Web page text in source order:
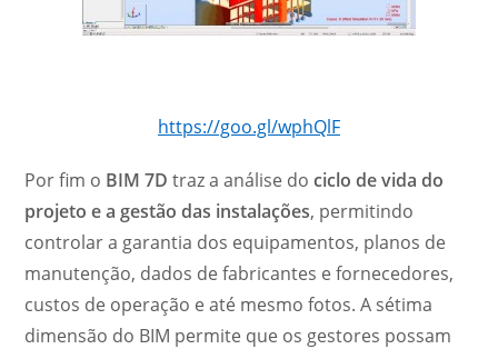
https://goo.gl/wphQlF
Por fim o BIM 7D traz a análise dociclo de vida do
projeto e a gestão das instalações, permitindo
controlar a garantia dos equipamentos, planos de
manutenção, dados de fabricantes e fornecedores,
custos de operação e até mesmo fotos. A sétima
dimensão do BIM permite que os gestores possam